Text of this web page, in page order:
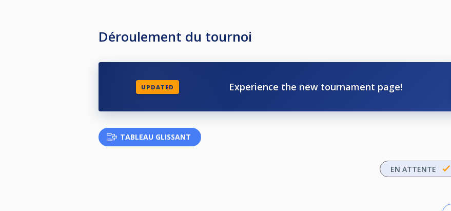
Déroulement du tournoi
UPDATED Experience the new tournament page!
TABLEAU GLISSANT
EN ATTENTE